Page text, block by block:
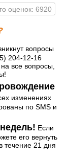
оценок: 6920
вопросы
204-12-16
все вопросы,
изменениях
по SMS и
Если
его вернуть
течение 21 дня